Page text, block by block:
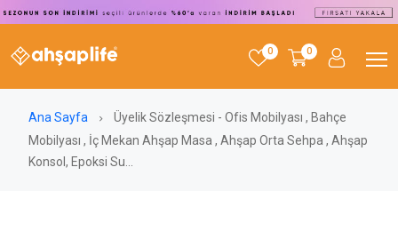
0 0
Ana Sayfa
Üyelik Sözleşmesi - Ofis Mobilyası , Bahçe
Mobilyası , İç Mekan Ahşap Masa , Ahşap Orta Sehpa , Ahşap
Konsol, Epoksi Su...